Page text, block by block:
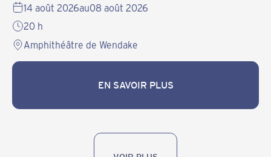
14 août 2026au08 août 2026
20 h
Amphithéâtre de Wendake
EN SAVOIR PLUS
EN SAVOIR PLUS